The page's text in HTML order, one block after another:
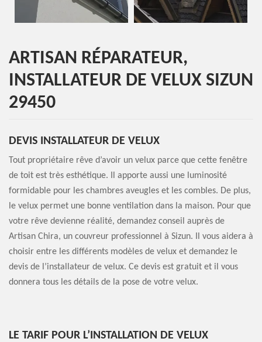
ARTISAN RÉPARATEUR,
INSTALLATEUR DE VELUX SIZUN
29450
DEVIS INSTALLATEUR DE VELUX
Tout propriétaire rêve d’avoir un velux parce que cette fenêtre
de toit est très esthétique. Il apporte aussi une luminosité
formidable pour les chambres aveugles et les combles. De plus,
le velux permet une bonne ventilation dans la maison. Pour que
votre rêve devienne réalité, demandez conseil auprès de
Artisan Chira, un couvreur professionnel à Sizun. Il vous aidera à
choisir entre les différents modèles de velux et demandez le
devis de l’installateur de velux. Ce devis est gratuit et il vous
donnera tous les détails de la pose de votre velux.
LE TARIF POUR L’INSTALLATION DE VELUX